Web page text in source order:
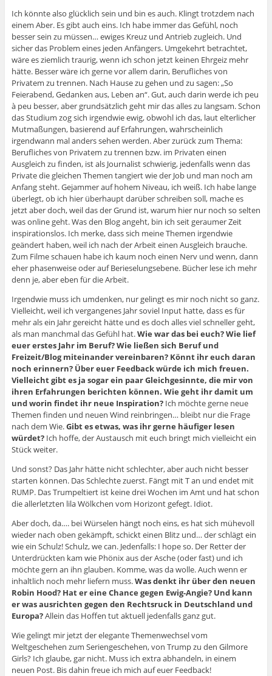
Ich könnte also glücklich sein und bin es auch. Klingt trotzdem nach
einem Aber. Es gibt auch eins. Ich habe immer das Gefühl, noch
besser sein zu müssen… ewiges Kreuz und Antrieb zugleich. Und
sicher das Problem eines jeden Anfängers. Umgekehrt betrachtet,
wäre es ziemlich traurig, wenn ich schon jetzt keinen Ehrgeiz mehr
hätte. Besser wäre ich gerne vor allem darin, Berufliches von
Privatem zu trennen. Nach Hause zu gehen und zu sagen: „So
Feierabend, Gedanken aus, Leben an“. Gut, auch darin werde ich peu
à peu besser, aber grundsätzlich geht mir das alles zu langsam. Schon
das Studium zog sich irgendwie ewig, obwohl ich das, laut elterlicher
Mutmaßungen, basierend auf Erfahrungen, wahrscheinlich
irgendwann mal anders sehen werden. Aber zurück zum Thema:
Berufliches von Privatem zu trennen bzw. im Privaten einen
Ausgleich zu finden, ist als Journalist schwierig, jedenfalls wenn das
Private die gleichen Themen tangiert wie der Job und man noch am
Anfang steht. Gejammer auf hohem Niveau, ich weiß. Ich habe lange
überlegt, ob ich hier überhaupt darüber schreiben soll, mache es
jetzt aber doch, weil das der Grund ist, warum hier nur noch so selten
was online geht. Was den Blog angeht, bin ich seit geraumer Zeit
inspirationslos. Ich merke, dass sich meine Themen irgendwie
geändert haben, weil ich nach der Arbeit einen Ausgleich brauche.
Zum Filme schauen habe ich kaum noch einen Nerv und wenn, dann
eher phasenweise oder auf Berieselungsebene. Bücher lese ich mehr
denn je, aber eben für die Arbeit.
Irgendwie muss ich umdenken, nur gelingt es mir noch nicht so ganz.
Vielleicht, weil ich vergangenes Jahr soviel Input hatte, dass es für
mehr als ein Jahr gereicht hätte und es doch alles viel schneller geht,
als man manchmal das Gefühl hat.Wie war das bei euch? Wie lief
euer erstes Jahr im Beruf? Wie ließen sich Beruf und
Freizeit/Blog miteinander vereinbaren? Könnt ihr euch daran
noch erinnern? Über euer Feedback würde ich mich freuen.
Vielleicht gibt es ja sogar ein paar Gleichgesinnte, die mir von
ihren Erfahrungen berichten können. Wie geht ihr damit um
und worin findet ihr neue Inspiration? Ich möchte gerne neue
Themen finden und neuen Wind reinbringen… bleibt nur die Frage
nach dem Wie.Gibt es etwas, was ihr gerne häufiger lesen
würdet?Ich hoffe, der Austausch mit euch bringt mich vielleicht ein
Stück weiter.
Und sonst? Das Jahr hätte nicht schlechter, aber auch nicht besser
starten können. Das Schlechte zuerst. Fängt mit T an und endet mit
RUMP. Das Trumpeltiert ist keine drei Wochen im Amt und hat schon
die allerletzten lila Wölkchen vom Horizont gefegt. Idiot.
Aber doch, da…. bei Würselen hängt noch eins, es hat sich mühevoll
wieder nach oben gekämpft, schickt einen Blitz und… der schlägt ein
wie ein Schulz! Schulz, we can. Jedenfalls: I hope so. Der Retter der
Unterdrückten kam wie Phönix aus der Asche (oder fast) und ich
möchte gern an ihn glauben. Komme, was da wolle. Auch wenn er
inhaltlich noch mehr liefern muss.Was denkt ihr über den neuen
Robin Hood? Hat er eine Chance gegen Ewig-Angie? Und kann
er was ausrichten gegen den Rechtsruck in Deutschland und
Europa?Allein das Hoffen tut aktuell jedenfalls ganz gut.
Wie gelingt mir jetzt der elegante Themenwechsel vom
Weltgeschehen zum Seriengeschehen, von Trump zu den Gilmore
Girls? Ich glaube, gar nicht. Muss ich extra abhandeln, in einem
neuen Post. Bis dahin freue ich mich auf euer Feedback!